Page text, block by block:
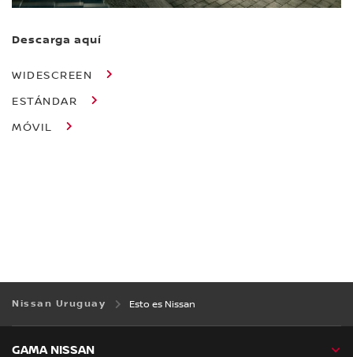
Descarga aquí
WIDESCREEN
ESTÁNDAR
MÓVIL
Nissan Uruguay Esto es Nissan
GAMA NISSAN